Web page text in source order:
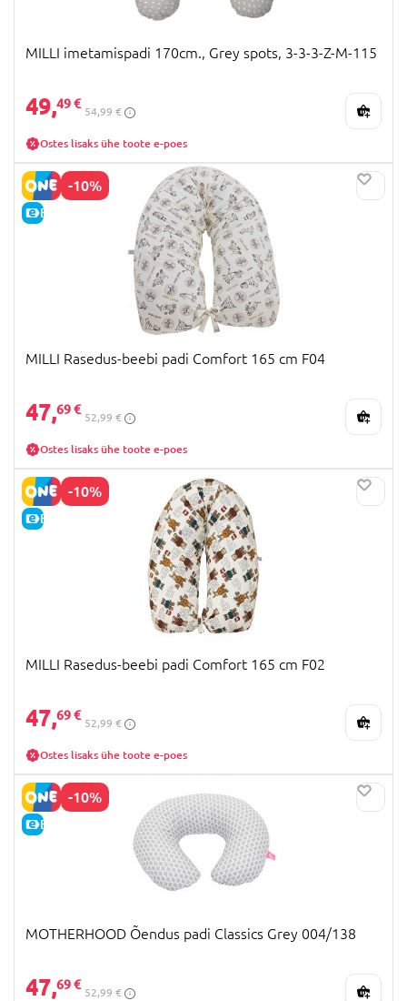
MILLI imetamispadi 170cm., Grey spots, 3-3-3-Z-M-115
49,49 €
54,99 €
Ostes lisaks ühe toote e-poes
-10%
E-HIND
MILLI Rasedus-beebi padi Comfort 165 cm F04
47,69 €
52,99 €
Ostes lisaks ühe toote e-poes
-10%
E-HIND
MILLI Rasedus-beebi padi Comfort 165 cm F02
47,69 €
52,99 €
Ostes lisaks ühe toote e-poes
-10%
E-HIND
MOTHERHOOD Õendus padi Classics Grey 004/138
47,69 €
52,99 €